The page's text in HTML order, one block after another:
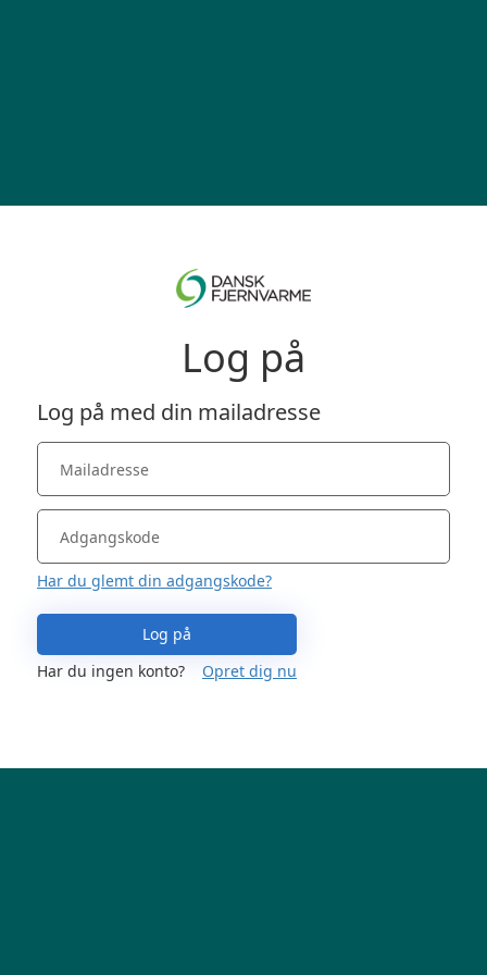
Log på
Log på med din mailadresse
Har du glemt din adgangskode?
Log på
Har du ingen konto?
Opret dig nu